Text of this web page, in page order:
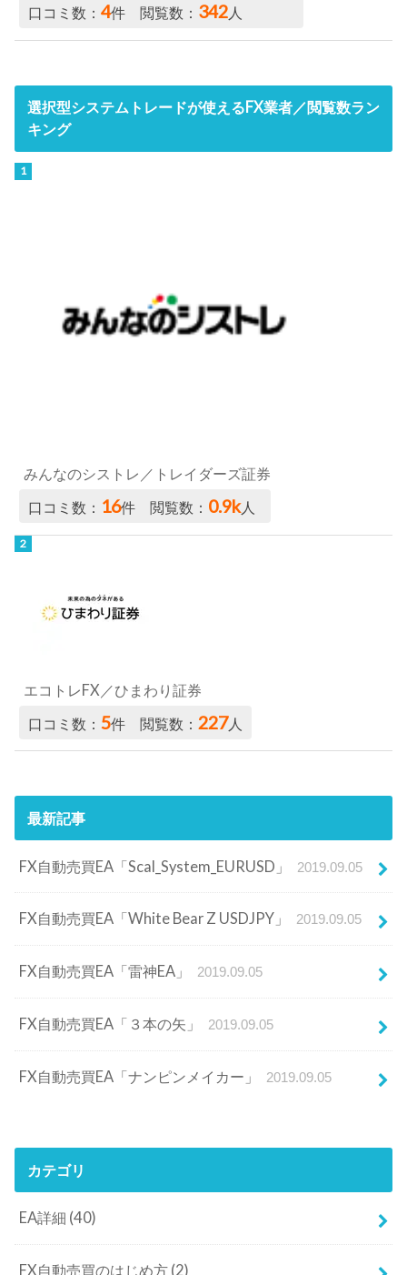
口コミ数：4件 閲覧数： 342人
選択型システムトレードが使えるFX業者／閲覧数ラン
キング
みんなのシストレ／トレイダーズ証券
口コミ数： 16件 閲覧数： 0.9k人
エコトレFX／ひまわり証券
口コミ数：5件 閲覧数：227人
最新記事
FX自動売買EA「Scal_System_EURUSD」 2019.09.05
FX自動売買EA「White Bear Z USDJPY」 2019.09.05
FX自動売買EA「雷神EA」 2019.09.05
FX自動売買EA「３本の矢」 2019.09.05
FX自動売買EA「ナンピンメイカー」 2019.09.05
カテゴリ
EA詳細 (40)
FX自動売買のはじめ方 (2)